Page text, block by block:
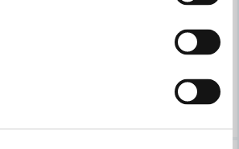
Leveranstid ifrån leverantör ca